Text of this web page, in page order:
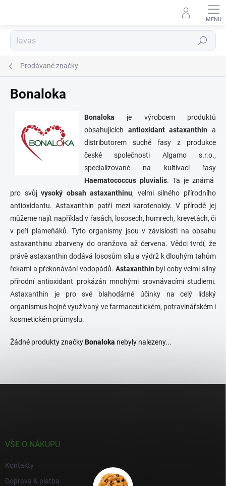
Hledat
Prodávané značky
Bonaloka
Bonaloka je výrobcem produktů
obsahujících antioxidant astaxanthin a
distributorem suché řasy z produkce
české společnosti Algamo s.r.o.,
specializované na kultivaci řasy
Haematococcus pluvialis. Ta je známá
pro svůjvysoký obsah astaxanthinu, velmi silného přírodního
antioxidantu. Astaxanthin patří mezi karotenoidy. V přírodě jej
můžeme najít například v řasách, lososech, humrech, krevetách, či
v peří plameňáků. Tyto organismy jsou v závislosti na obsahu
astaxanthinu zbarveny do oranžova až červena. Vědci tvrdí, že
právě astaxanthin dodává lososům sílu a výdrž k dlouhým tahům
řekami a překonávání vodopádů. Astaxanthinbyl coby velmi silný
přírodní antioxidant prokázán mnohými srovnávacími studiemi.
Astaxanthin je pro své blahodárné účinky na celý lidský
organismus hojně využívaný ve farmaceutickém, potravinářském i
kosmetickém průmyslu.
Žádné produkty značkyBonaloka nebyly nalezeny...
VŠE O NÁKUPU
Kontakty
Doprava & platba